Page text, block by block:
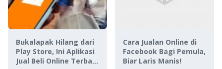
Bukalapak Hilang dari
Play Store, Ini Aplikasi
Jual Beli Online Terbaik
Cara Jualan Online di
Facebook Bagi Pemula,
Biar Laris Manis!